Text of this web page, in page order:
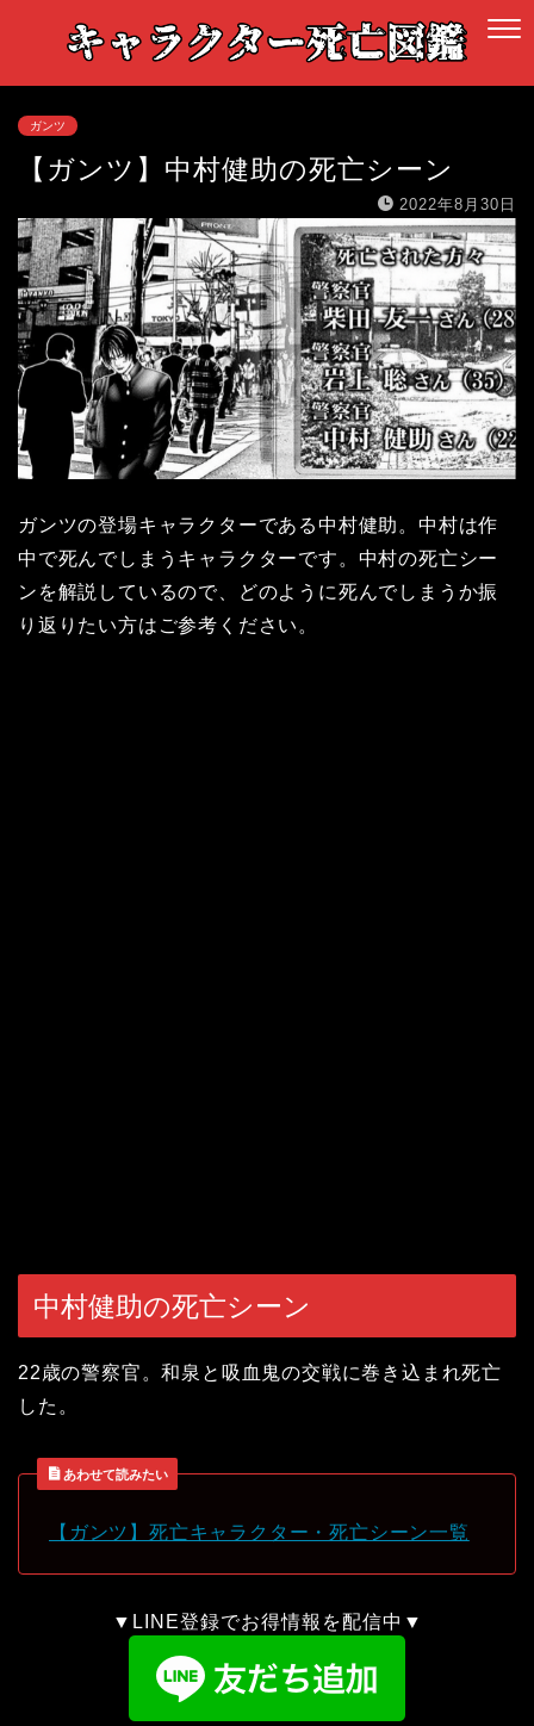
ガンツ
【ガンツ】中村健助の死亡シーン
2022年8月30日
ガンツの登場キャラクターである中村健助。中村は作
中で死んでしまうキャラクターです。中村の死亡シー
ンを解説しているので、どのように死んでしまうか振
り返りたい方はご参考ください。
中村健助の死亡シーン
22歳の警察官。和泉と吸血鬼の交戦に巻き込まれ死亡
した。
あわせて読みたい
【ガンツ】死亡キャラクター・死亡シーン一覧
▼LINE登録でお得情報を配信中▼